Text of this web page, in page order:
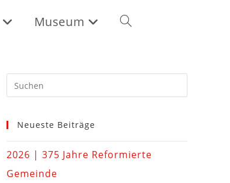
Museum
Neueste Beiträge
2026 | 375 Jahre Reformierte
Gemeinde